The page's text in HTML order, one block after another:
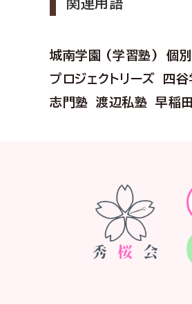
関連用語
城南学園 (学習塾) 個
プロジェクトリーズ
四谷
志門塾
渡辺私塾 早稲